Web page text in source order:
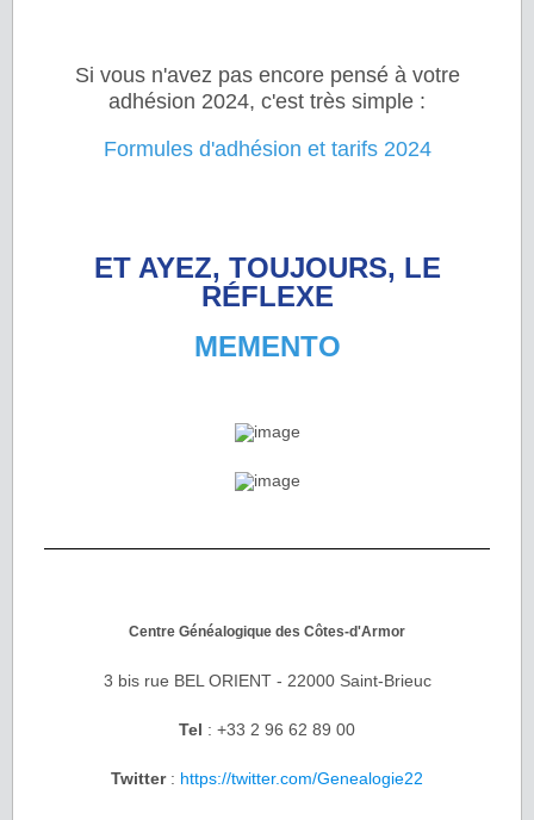
Si vous n'avez pas encore pensé à votre
adhésion 2024, c'est très simple :
Formules d'adhésion et tarifs 2024
ET AYEZ, TOUJOURS, LE
RÉFLEXE
MEMENTO
Centre Généalogique des Côtes-d'Armor
3 bis rue BEL ORIENT - 22000 Saint-Brieuc
Tel : +33 2 96 62 89 00
Twitter: https://twitter.com/Genealogie22